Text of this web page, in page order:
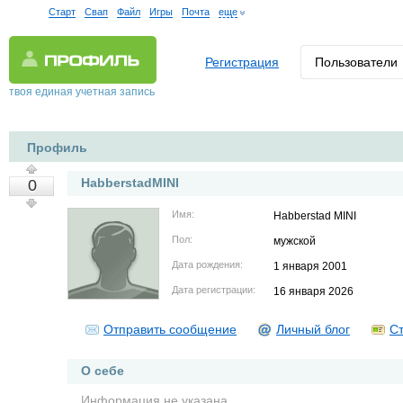
Старт Свап Файл Игры Почта еще
твоя единая учетная запись
Регистрация Пользователи
Профиль
0 HabberstadMINI
Имя: Habberstad MINI
Пол: мужской
Дата рождения: 1 января 2001
Дата регистрации: 16 января 2026
Отправить сообщение Личный блог
О себе